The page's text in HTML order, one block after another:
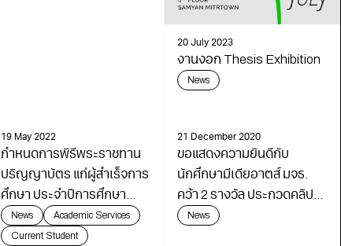
20 July 2023
งานงอก Thesis Exhibition
News
19 May 2022
กำหนดการพิธีพระราชทาน
ปริญญาบัตร แก่ผู้สำเร็จการ
ศึกษา ประจำปีการศึกษา
2563 และ 2564 มจธ.
News
Academic Services
Current Student
21 December 2020
ขอแสดงความยินดีกับ
นักศึกษามีเดียอาตส์ มจธ.
คว้า 2 รางวัล ประกวดคลิป
“คนรุ่นใหม่ไร้ Food Waste ปี
News